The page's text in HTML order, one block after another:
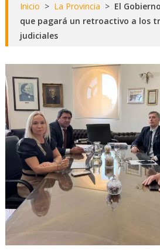
Inicio > La Provincia > El
que pagará un retroactivo a los
judiciales